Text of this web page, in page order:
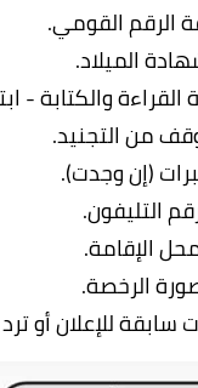
الرقم القومي.
الميلاد.
والكتابة -
من التجنيد.
(إن وجدت).
التليفون.
الإقامة.
الرخصة.
للإعلان أو